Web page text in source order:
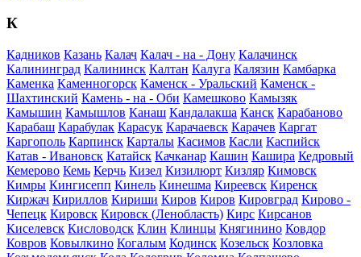
К
Кадников Казань Калач Калач - на - Дону Калачинск
Калининград Калининск Калтан Калуга Калязин Камбарка
Каменка Каменногорск Каменск - Уральский Каменск -
Шахтинский Камень - на - Оби Камешково Камызяк
Камышин Камышлов Канаш Кандалакша Канск Карабаново
Карабаш Карабулак Карасук Карачаевск Карачев Каргат
Каргополь Карпинск Карталы Касимов Касли Каспийск
Катав - Ивановск Катайск Качканар Кашин Кашира Кедровый
Кемерово Кемь Керчь Кизел Кизилюрт Кизляр Кимовск
Кимры Кингисепп Кинель Кинешма Киреевск Киренск
Киржач Кириллов Кириши Киров Киров Кировград Кирово -
Чепецк Кировск Кировск (Ленобласть) Кирс Кирсанов
Киселевск Кисловодск Клин Клинцы Княгинино Ковдор
Ковров Ковылкино Когалым Кодинск Козельск Козловка